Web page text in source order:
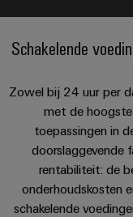
datacenters
efficiënt,
Oplossingen
producten
voor
(EOS)
computing
Industrial
Single
Pair
Ethernet
-
en
kabels
Bedrading
Advies
en
digitale
Consulting
catalogi
Prijslijst
Acties
Speciale
en
Orange
Mag
|
Carrière
Toebehoren
Online
Services
Schakelende
Zowel bij 24 uur per
met de hoogste
toepassingen in
doorslaggevende
rentabiliteit: de
onderhoudskosten
schakelende